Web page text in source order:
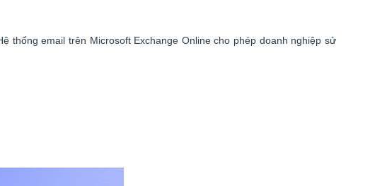
thống email trên Microsoft Exchange Online cho phép doanh nghiệp sử